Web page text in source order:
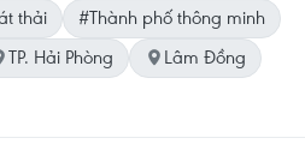
thải
#Thành phố thông minh
TP. Hải Phòng
Lâm Đồng